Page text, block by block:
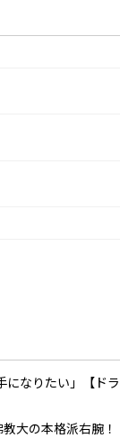
になりたい」【ドラ
大の本格派右腕！